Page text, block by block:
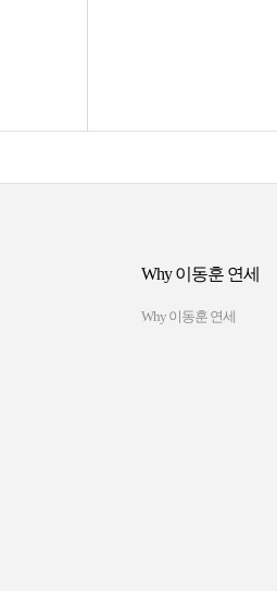
Why 이동훈 연세
Why 이동훈 연세